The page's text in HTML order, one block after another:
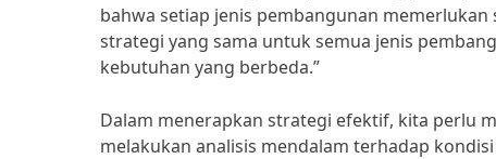
bahwa setiap jenis pembangunan
strategi yang sama untuk semua jenis
kebutuhan yang berbeda.”
Dalam menerapkan strategi efektif, kita perlu
melakukan analisis mendalam terhadap